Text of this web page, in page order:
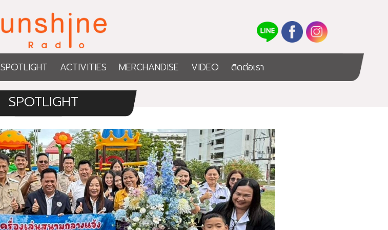
SPOTLIGHT ACTIVITIES MERCHANDISE VIDEO ติดต่อเรา
SPOTLIGHT